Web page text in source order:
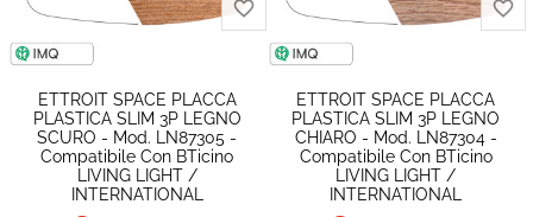
ETTROIT SPACE PLACCA
PLASTICA SLIM 3P LEGNO
SCURO - Mod. LN87305 -
Compatibile Con BTicino
LIVING LIGHT /
INTERNATIONAL
ETTROIT SPACE PLACCA
PLASTICA SLIM 3P LEGNO
CHIARO - Mod. LN87304 -
Compatibile Con BTicino
LIVING LIGHT /
INTERNATIONAL